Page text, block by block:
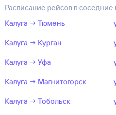
Расписание рейсов в соседние
Калуга → Тюмень
Калуга → Курган
Калуга → Уфа
Калуга → Магнитогорск
Калуга → Тобольск